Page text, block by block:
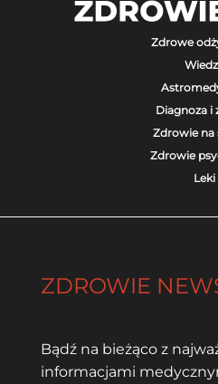
Zdrowe
Diagnoza i
Zdrowie na
Zdrowie
Leki
ZDROWIE
Bądź na bieżąco z
informacjami